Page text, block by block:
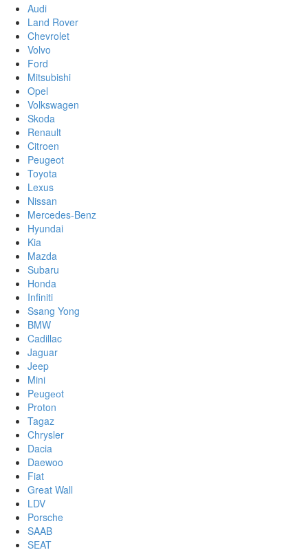
Audi
Land Rover
Chevrolet
Volvo
Ford
Mitsubishi
Opel
Volkswagen
Skoda
Renault
Citroen
Peugeot
Toyota
Lexus
Nissan
Mercedes-Benz
Hyundai
Kia
Mazda
Subaru
Honda
Infiniti
Ssang Yong
BMW
Cadillac
Jaguar
Jeep
Mini
Pеugеоt
Proton
Tagaz
Chrysler
Dacia
Daewoo
Fiat
Great Wall
LDV
Porsche
SAAB
SEAT